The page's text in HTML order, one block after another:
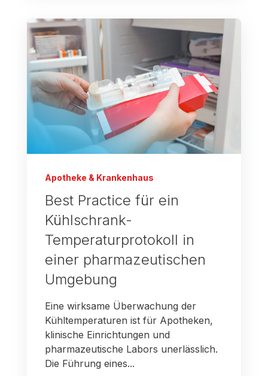
Apotheke & Krankenhaus
Best Practice für ein
Kühlschrank-
Temperaturprotokoll in
einer pharmazeutischen
Umgebung
Eine wirksame Überwachung der
Kühltemperaturen ist für Apotheken,
klinische Einrichtungen und
pharmazeutische Labors unerlässlich.
Die Führung eines...